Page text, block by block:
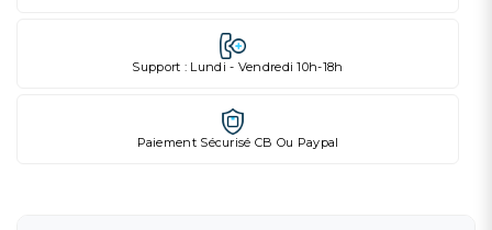
Support : Lundi - Vendredi 10h-18h
Paiement Sécurisé CB Ou Paypal